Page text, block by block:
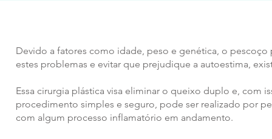
Devido a fatores como idade, peso e genética, o
estes problemas e evitar que prejudique a autoestima,
Essa cirurgia plástica visa eliminar o queixo duplo e, com
procedimento simples e seguro, pode ser realizado por
com algum processo inflamatório em andamento.